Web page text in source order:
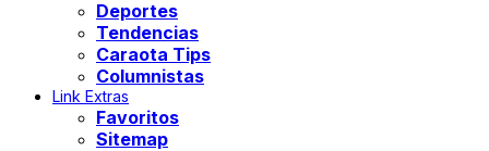
Deportes
Tendencias
Caraota Tips
Columnistas
Link Extras
Favoritos
Sitemap